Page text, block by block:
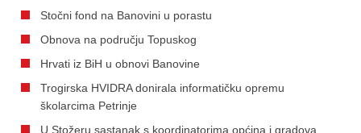
Stočni fond na Banovini u porastu
Obnova na području Topuskog
Hrvati iz BiH u obnovi Banovine
Trogirska HVIDRA donirala informatičku opremu
školarcima Petrinje
U Stožeru sastanak s koordinatorima općina i gradova